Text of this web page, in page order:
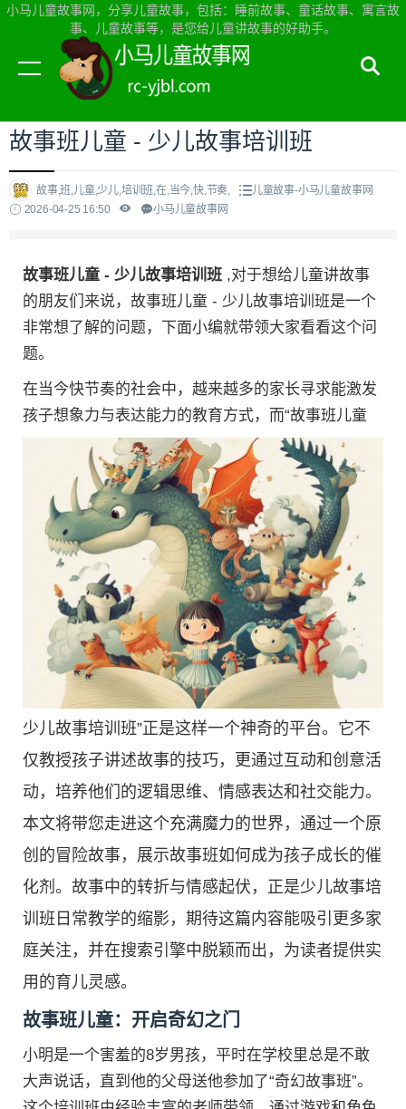
小马儿童故事网，分享儿童故事，包括：睡前故事、童话故事、寓言故
事、儿童故事等，是您给儿童讲故事的好助手。
当前位置：小马儿童故事网首页>儿童故事
故事班儿童 - 少儿故事培训班
故事,班,儿童,少儿,培训班,在,当今,快,节奏,
儿童故事-小马儿童故事网
2026-04-25 16:50
小马儿童故事网
故事班儿童 - 少儿故事培训班 ,对于想给儿童讲故事
的朋友们来说，故事班儿童 - 少儿故事培训班是一个
非常想了解的问题，下面小编就带领大家看看这个问
题。
在当今快节奏的社会中，越来越多的家长寻求能激发
孩子想象力与表达能力的教育方式，而“故事班儿童
少儿故事培训班”正是这样一个神奇的平台。它不
仅教授孩子讲述故事的技巧，更通过互动和创意活
动，培养他们的逻辑思维、情感表达和社交能力。
本文将带您走进这个充满魔力的世界，通过一个原
创的冒险故事，展示故事班如何成为孩子成长的催
化剂。故事中的转折与情感起伏，正是少儿故事培
训班日常教学的缩影，期待这篇内容能吸引更多家
庭关注，并在搜索引擎中脱颖而出，为读者提供实
用的育儿灵感。
故事班儿童：开启奇幻之门
小明是一个害羞的8岁男孩，平时在学校里总是不敢
大声说话，直到他的父母送他参加了“奇幻故事班”。